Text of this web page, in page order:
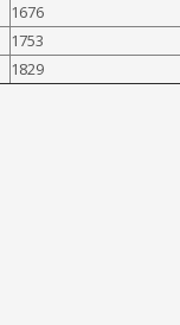
1676
1753
1829